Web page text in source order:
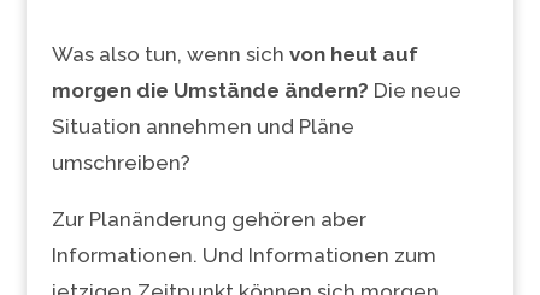
Was also tun, wenn sich von heut auf
morgen die Umstände ändern? Die neue
Situation annehmen und Pläne
umschreiben?
Zur Planänderung gehören aber
Informationen. Und Informationen zum